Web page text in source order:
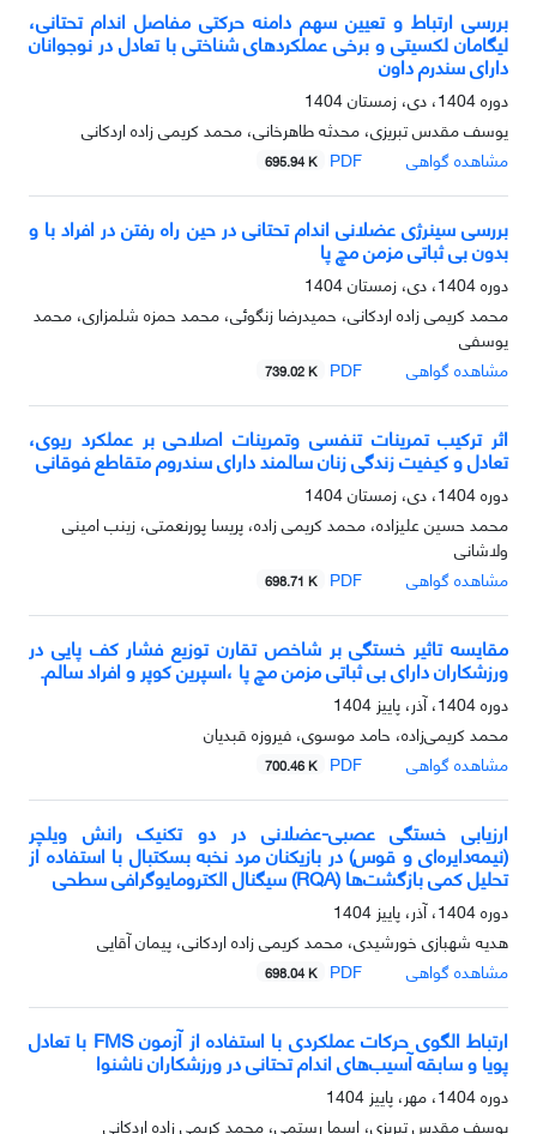
بررسی ارتباط و تعیین سهم دامنه حرکتی مفاصل اندام تحتانی،
لیگامان لکسیتی و برخی عملکردهای شناختی با تعادل در نوجوانان
دارای سندرم داون
دوره 1404، دی، زمستان 1404
یوسف مقدس تبریزی، محدثه طاهرخانی، محمد کریمی زاده اردکانی
مشاهده گواهی
PDF
695.94 K
بررسی سینرژی عضلانی اندام تحتانی در حین راه رفتن در افراد با و
بدون بی ثباتی مزمن مچ پا
دوره 1404، دی، زمستان 1404
محمد کریمی زاده اردکانی، حمیدرضا زنگوئی، محمد حمزه شلمزاری، محمد
یوسفی
مشاهده گواهی
PDF
739.02 K
اثر ترکیب تمرینات تنفسی وتمرینات اصلاحی بر عملکرد ریوی،
تعادل و کیفیت زندگی زنان سالمند دارای سندروم متقاطع فوقانی
دوره 1404، دی، زمستان 1404
محمد حسین علیزاده، محمد کریمی زاده، پریسا پورنعمتی، زینب امینی
ولاشانی
مشاهده گواهی
PDF
698.71 K
مقایسه تاثیر خستگی بر شاخص تقارن توزیع فشار کف پایی در
ورزشکاران دارای بی ثباتی مزمن مچ پا ،اسپرین کوپر و افراد سالم.
دوره 1404، آذر، پاییز 1404
محمد کریمی‌زاده، حامد موسوی، فیروزه قبدیان
مشاهده گواهی
PDF
700.46 K
ارزیابی خستگی عصبی-عضلانی در دو تکنیک رانش ویلچر
(نیمه‌دایره‌ای و قوس) در بازیکنان مرد نخبه بسکتبال با استفاده از
تحلیل کمی بازگشت‌ها (RQA) سیگنال الکترومایوگرافی سطحی
دوره 1404، آذر، پاییز 1404
هدیه شهبازی خورشیدی، محمد کریمی زاده اردکانی، پیمان آقایی
مشاهده گواهی
PDF
698.04 K
ارتباط الگوی حرکات عملکردی با استفاده از آزمون FMS با تعادل
پویا و سابقه آسیب‌های اندام تحتانی در ورزشکاران ناشنوا
دوره 1404، مهر، پاییز 1404
یوسف مقدس تبریزی، اسما رستمی، محمد کریمی زاده اردکانی